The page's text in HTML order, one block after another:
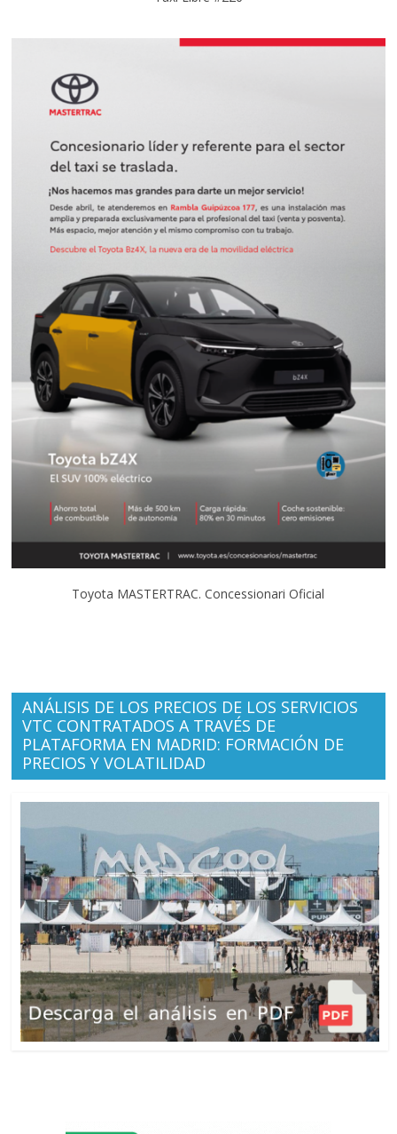
Toyota MASTERTRAC. Concessionari Oficial
ANÁLISIS DE LOS PRECIOS DE LOS SERVICIOS
VTC CONTRATADOS A TRAVÉS DE
PLATAFORMA EN MADRID: FORMACIÓN DE
PRECIOS Y VOLATILIDAD